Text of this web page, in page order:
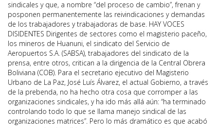
sindicales y que, a nombre “del proceso de cambio”, frenan y
posponen permanentemente las reivindicaciones y demandas
de los trabajadores y trabajadoras de base. HAY VOCES
DISIDENTES Dirigentes de sectores como el magisterio paceño,
los mineros de Huanuni, el sindicato del Servicio de
Aeropuertos S.A. (SABSA), trabajadores del sindicato de la
prensa, entre otros, critican a la dirigencia de la Central Obrera
Boliviana (COB). Para el secretario ejecutivo del Magisterio
Urbano de La Paz, José Luís Álvarez, el actual Gobierno, a través
de la prebenda, no ha hecho otra cosa que corromper a las
organizaciones sindicales, y ha ido más allá aún: “ha terminado
controlando todo lo que se llama manejo sindical de las
organizaciones matrices”. Pero lo más dramático es que acabó